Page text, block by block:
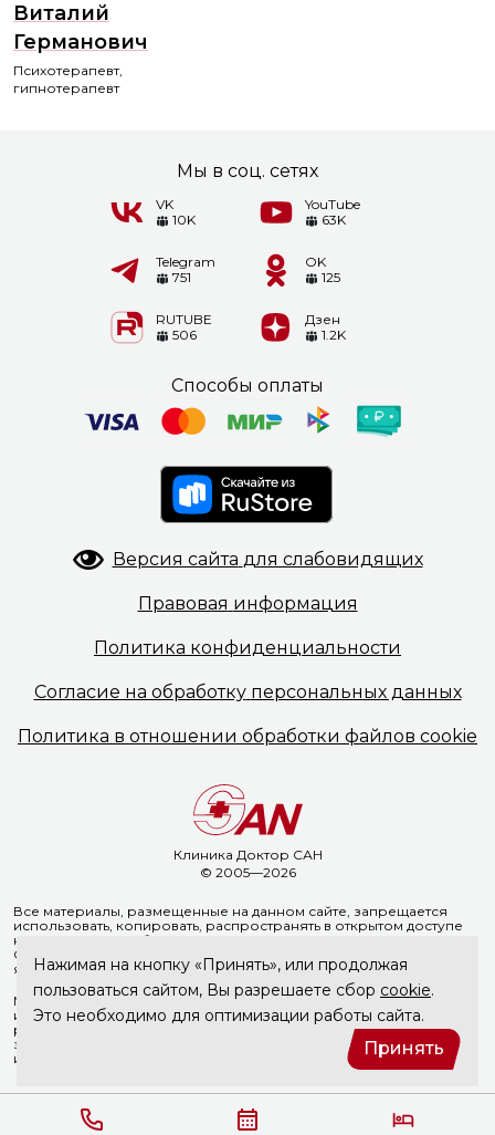
Виталий
Германович
Психотерапевт,
гипнотерапевт
Клиника Доктор САН
© 2005—2026
Мы в соц. сетях
VK
10K
YouTube
63K
Telegram
751
OK
125
RUTUBE
506
Дзен
1.2K
Способы оплаты
Версия сайта для слабовидящих
Правовая информация
Политика конфиденциальности
Согласие на обработку персональных данных
Политика в отношении обработки файлов cookie
Все материалы, размещенные на данном сайте, запрещается
использовать, копировать, распространять в открытом доступе
на иных ресурсах без предварительного письменного согласия
ООО «Доктор Сан». Указание ссылки на источник информации
является обязательным.
Материалы, размещенные на данной странице, носят
информационный характер и не являются медицинскими
рекомендациями. ООО «Доктор Сан» не несёт ответственности
за возможные негативные последствия, возникшие в результате
использования информации, размещенной на сайте doctorsan.ru.
Нажимая на кнопку «Принять», или продолжая
пользоваться сайтом, Вы разрешаете сбор cookie.
Это необходимо для оптимизации работы сайта.
Принять